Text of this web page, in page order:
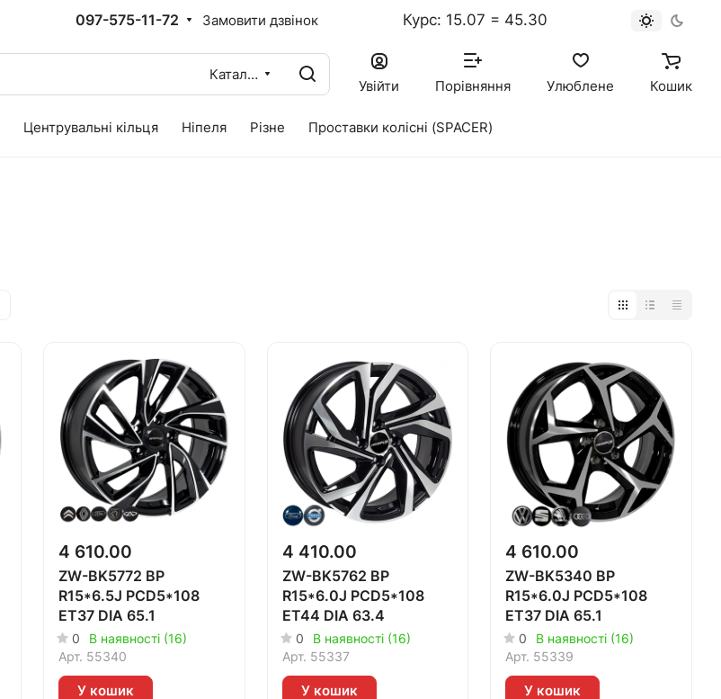
097-575-11-72 Замовити дзвінок Курс: 15.07 = 45.30
Каталог
Увійти Порівняння Улюблене Кошик
Центрувальні кільця Ніпеля Різне Проставки колісні (SPACER)
4 610.00
ZW-BK5772 BP
R15*6.5J PCD5*108
ET37 DIA 65.1
0
В наявності (16)
Арт. 55340
У кошик
4 410.00
ZW-BK5762 BP
R15*6.0J PCD5*108
ET44 DIA 63.4
0
В наявності (16)
Арт. 55337
У кошик
4 610.00
ZW-BK5340 BP
R15*6.0J PCD5*108
ET37 DIA 65.1
0
В наявності (16)
Арт. 55339
У кошик